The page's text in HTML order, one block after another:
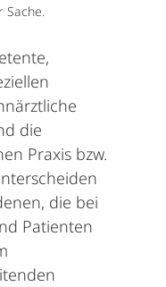
Sache.
die
Praxis bzw.
die bei
Patienten